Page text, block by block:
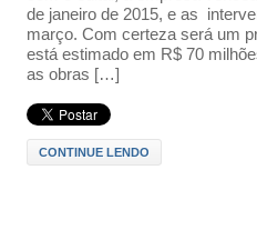
de janeiro de 2015, e as
março. Com certeza será um
está estimado em R$ 70
as obras […]
CONTINUE LENDO